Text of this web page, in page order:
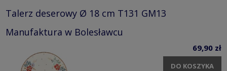
Talerz deserowy Ø 18 cm T131 GM13
Manufaktura w Bolesławcu
69,90 zł
DO KOSZYKA